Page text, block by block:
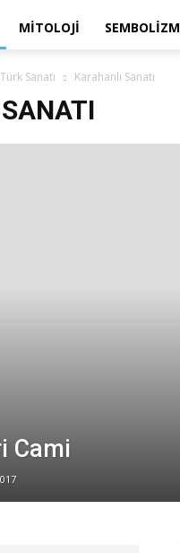
MITOLOJI SEMBOLIZM
Sanatı Karahanlı Sanatı
Cami